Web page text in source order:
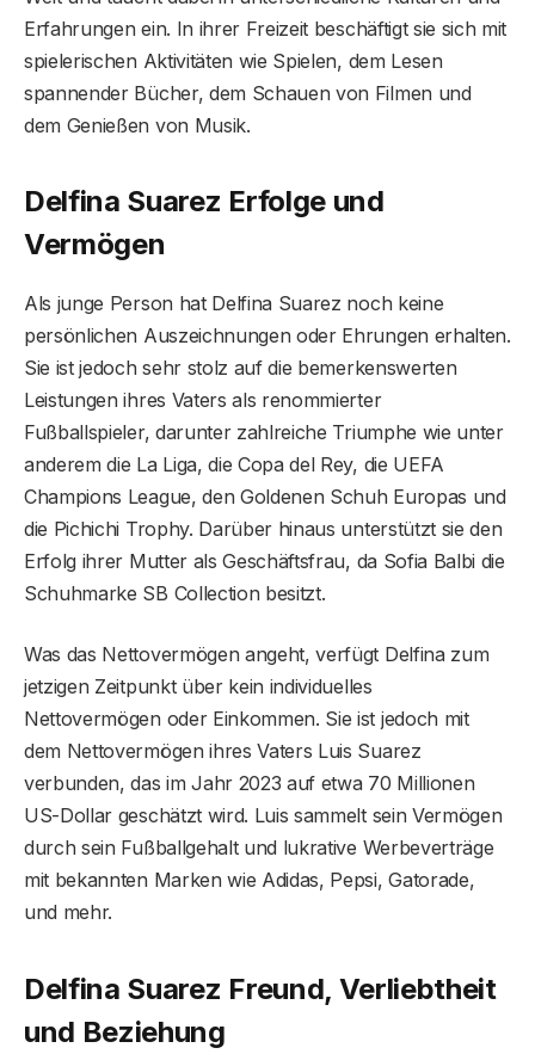
Erfahrungen ein. In ihrer Freizeit beschäftigt sie sich mit
spielerischen Aktivitäten wie Spielen, dem Lesen
spannender Bücher, dem Schauen von Filmen und
dem Genießen von Musik.
Delfina Suarez Erfolge und
Vermögen
Als junge Person hat Delfina Suarez noch keine
persönlichen Auszeichnungen oder Ehrungen erhalten.
Sie ist jedoch sehr stolz auf die bemerkenswerten
Leistungen ihres Vaters als renommierter
Fußballspieler, darunter zahlreiche Triumphe wie unter
anderem die La Liga, die Copa del Rey, die UEFA
Champions League, den Goldenen Schuh Europas und
die Pichichi Trophy. Darüber hinaus unterstützt sie den
Erfolg ihrer Mutter als Geschäftsfrau, da Sofia Balbi die
Schuhmarke SB Collection besitzt.
Was das Nettovermögen angeht, verfügt Delfina zum
jetzigen Zeitpunkt über kein individuelles
Nettovermögen oder Einkommen. Sie ist jedoch mit
dem Nettovermögen ihres Vaters Luis Suarez
verbunden, das im Jahr 2023 auf etwa 70 Millionen
US-Dollar geschätzt wird. Luis sammelt sein Vermögen
durch sein Fußballgehalt und lukrative Werbeverträge
mit bekannten Marken wie Adidas, Pepsi, Gatorade,
und mehr.
Delfina Suarez Freund, Verliebtheit
und Beziehung